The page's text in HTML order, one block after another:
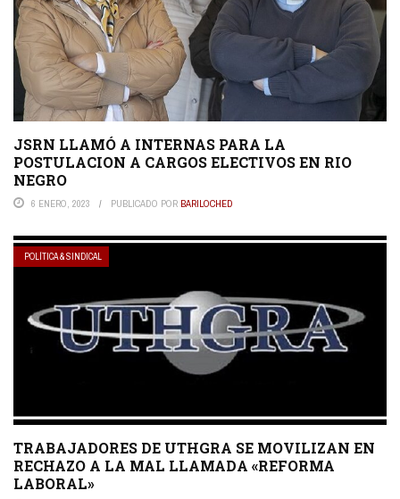
JSRN LLAMÓ A INTERNAS PARA LA
POSTULACION A CARGOS ELECTIVOS EN RIO
NEGRO
6 ENERO, 2023 PUBLICADO POR BARILOCHED
POLÍTICA & SINDICAL
TRABAJADORES DE UTHGRA SE MOVILIZAN EN
RECHAZO A LA MAL LLAMADA «REFORMA
LABORAL»